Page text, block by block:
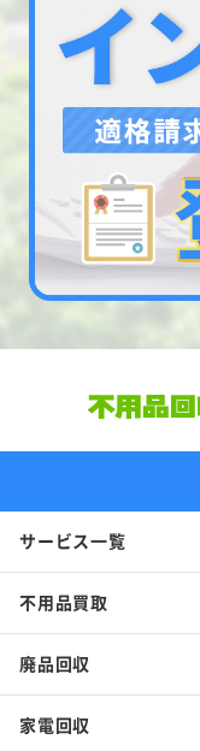
サービス一覧
不用品買取
廃品回収
家電回収